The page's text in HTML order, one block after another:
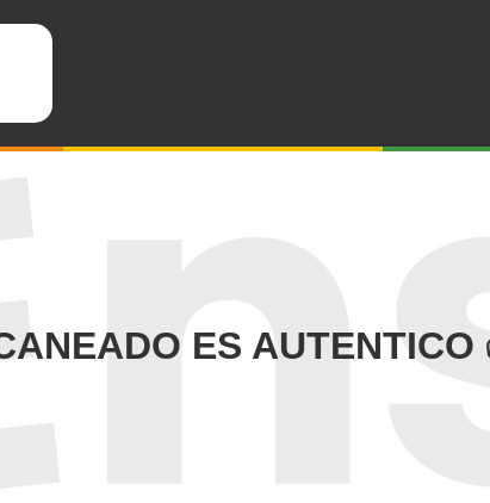
ES AUTENTICO